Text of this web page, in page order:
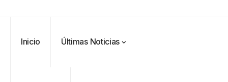
Inicio Últimas Noticias